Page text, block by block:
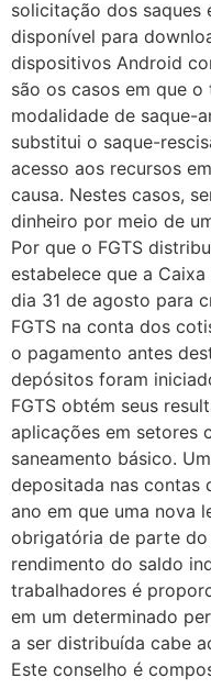
solicitação dos saques
disponível para
dispositivos Android
são os casos em que
modalidade de saque-
substitui o saque-
acesso aos recursos
causa. Nestes casos,
dinheiro por meio de
Por que o FGTS
estabelece que a
dia 31 de agosto para
FGTS na conta dos
o pagamento antes
depósitos foram
FGTS obtém seus
aplicações em setores
saneamento básico.
depositada nas contas
ano em que uma nova
obrigatória de parte
rendimento do saldo
trabalhadores é
em um determinado
a ser distribuída cabe
Este conselho é